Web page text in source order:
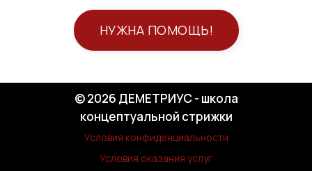
НУЖНА ПОМОЩЬ!
Условия конфиденциальности
Условия оказания услуг
© 2026 ДЕМЕТРИУС - школа
концептуальной стрижки